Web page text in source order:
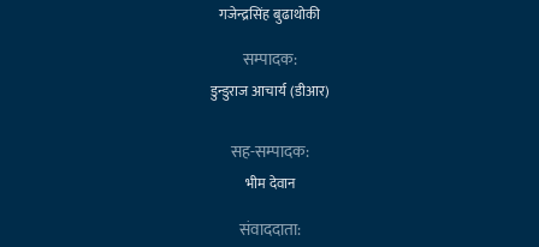
गजेन्द्रसिंह बुढाथोकी
सम्पादक:
डुन्डुराज आचार्य (डीआर)
सह-सम्पादक:
भीम देवान
संवाददाता: